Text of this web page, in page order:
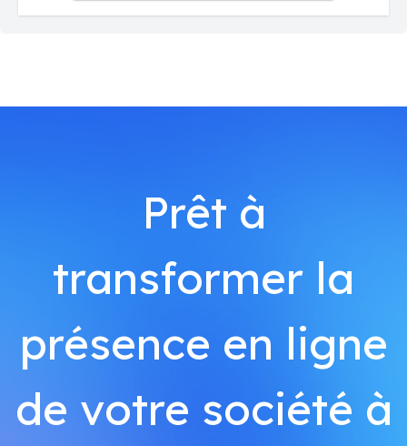
Prêt à
transformer la
présence en ligne
de votre société à